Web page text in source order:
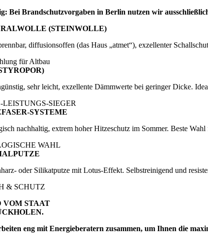
Bei Brandschutzvorgaben in Berlin nutzen wir
(STEINWOLLE)
diffusionsoffen (das Haus „atmet“), exzellenter
für Altbau
sehr leicht, exzellente Dämmwerte bei geringer Dicke.
LEISTUNGS-SIEGER
SYSTEME
nachhaltig, extrem hoher Hitzeschutz im Sommer. Beste
WAHL
oder Silikatputze mit Lotus-Effekt. Selbstreinigend und
& SCHUTZ
VOM STAAT
eng mit Energieberatern zusammen, um Ihnen die